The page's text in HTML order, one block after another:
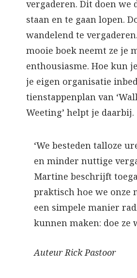
vergaderen. Dit doen we
staan en te gaan lopen.
wandelend te
mooie boek neemt ze je
enthousiasme. Hoe kun
je eigen organisatie
tienstappenplan van
Weeting’ helpt je daarbij.
‘We besteden talloze
en minder nuttige
Martine beschrijft
praktisch hoe we onze
een simpele manier
kunnen maken: doe ze
Auteur Rick Pastoor